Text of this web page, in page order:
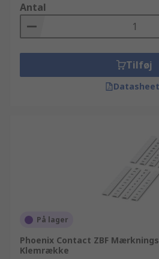
Antal
Tilføj
På lager
Phoenix Contact ZBF
Klemrække